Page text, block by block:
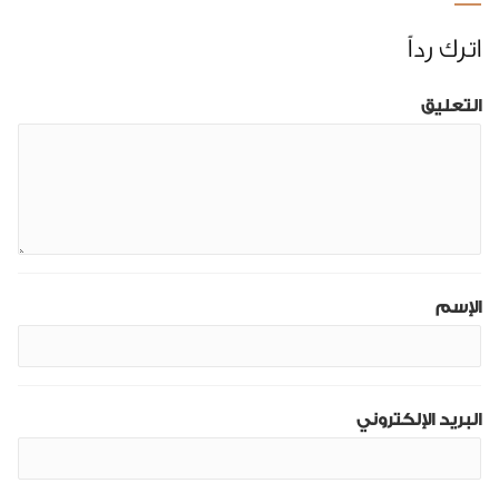
اترك رداً
التعليق
الإسم
البريد الإلكتروني